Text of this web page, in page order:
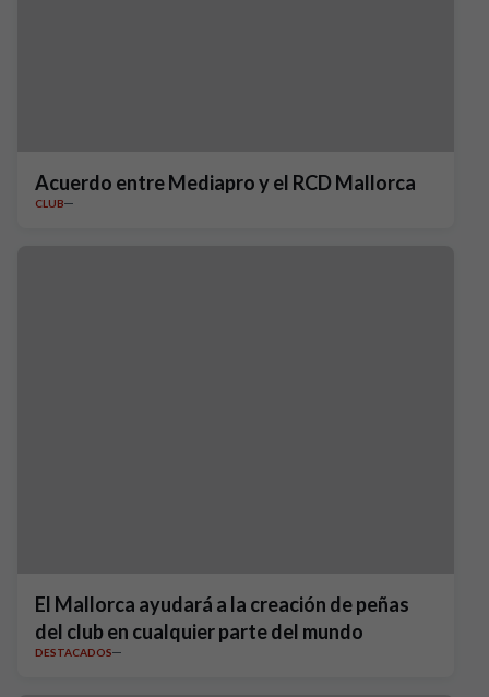
Acuerdo entre Mediapro y el RCD Mallorca
CLUB
El Mallorca ayudará a la creación de peñas
del club en cualquier parte del mundo
DESTACADOS